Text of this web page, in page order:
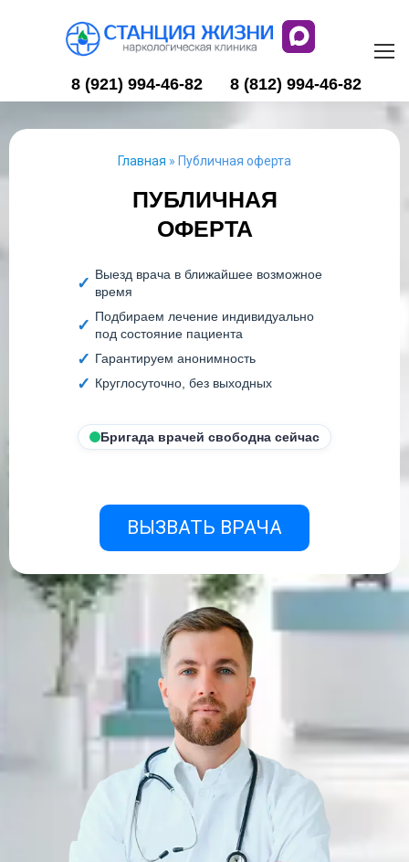
8 (921) 994-46-82 8 (812) 994-46-82
Главная » Публичная оферта
ПУБЛИЧНАЯ
ОФЕРТА
Выезд врача в ближайшее возможное
время
Подбираем лечение индивидуально
под состояние пациента
Гарантируем анонимность
Круглосуточно, без выходных
Бригада врачей свободна сейчас
ВЫЗВАТЬ ВРАЧА